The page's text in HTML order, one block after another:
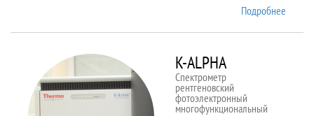
Подробнее
K-ALPHA
Спектрометр
рентгеновский
фотоэлектронный
многофункциональный